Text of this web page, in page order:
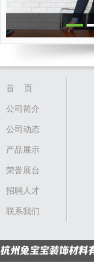
首 页
公司简介
公司动态
产品展示
荣誉展台
招聘人才
联系我们